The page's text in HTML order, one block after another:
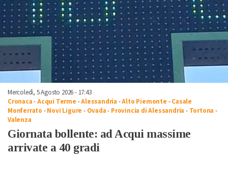
Mercoledì, 5 Agosto 2026 - 17:43
Cronaca-Acqui Terme -Alessandria -Alto Piemonte -Casale
Monferrato -Novi Ligure - Ovada- Provincia di Alessandria - Tortona -
Valenza
Giornata bollente: ad Acqui massime
arrivate a 40 gradi